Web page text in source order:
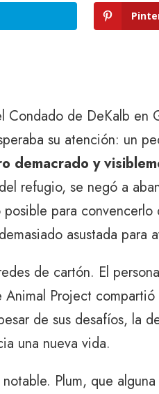
Condado de DeKalb en
su atención: un
demacrado y
refugio, se negó a
para
asustada para
de cartón. El
Project
de sus desafíos, la
una nueva vida.
Plum, que